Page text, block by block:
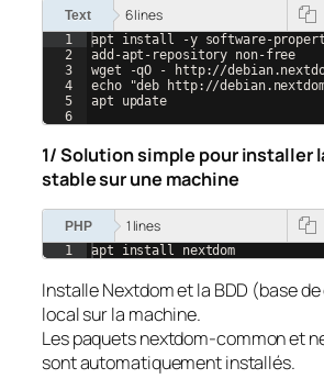
Text 6 lines
1
2
3
4
5
6
apt install -y software-
add-apt-repository non-free
wget -qO - http://
echo "deb http://
apt update
1/ Solution simple pour installer
stable sur une machine
PHP 1 lines
1 apt install nextdom
Installe Nextdom et la BDD (base
local sur la machine.
Les paquets nextdom-common et
sont automatiquement installés.